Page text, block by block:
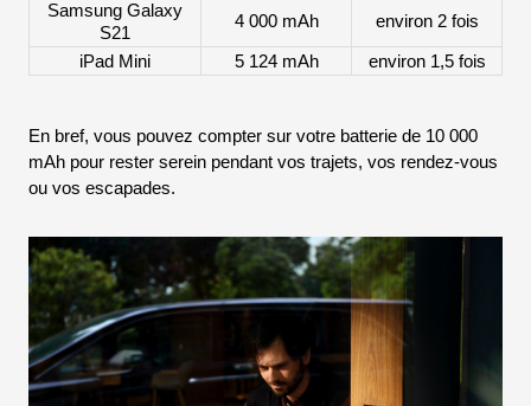
Samsung Galaxy
S21
4 000 mAh environ 2 fois
iPad Mini 5 124 mAh environ 1,5 fois
En bref, vous pouvez compter sur votre batterie de 10 000
mAh pour rester serein pendant vos trajets, vos rendez-vous
ou vos escapades.